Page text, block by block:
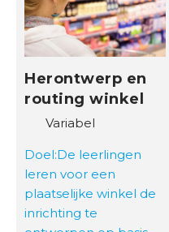
Herontwerp en
routing winkel
Variabel
Doel:De leerlingen
leren voor een
plaatselijke winkel de
inrichting te